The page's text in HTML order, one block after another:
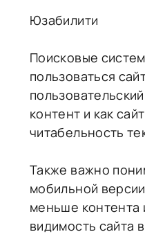
Юзабилити
Поисковые
пользоваться
контент и как
читабельность
Также важно
мобильной
меньше контента
видимость сайта